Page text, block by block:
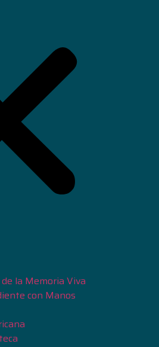
la Memoria Viva
con Manos